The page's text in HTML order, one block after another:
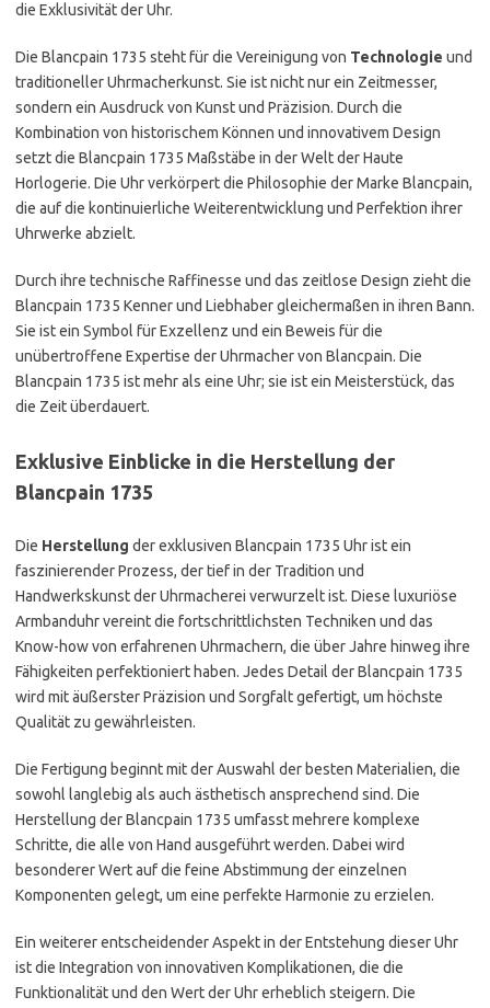
die Exklusivität der Uhr.
Die Blancpain 1735 steht für die Vereinigung von Technologie und
traditioneller Uhrmacherkunst. Sie ist nicht nur ein Zeitmesser,
sondern ein Ausdruck von Kunst und Präzision. Durch die
Kombination von historischem Können und innovativem Design
setzt die Blancpain 1735 Maßstäbe in der Welt der Haute
Horlogerie. Die Uhr verkörpert die Philosophie der Marke Blancpain,
die auf die kontinuierliche Weiterentwicklung und Perfektion ihrer
Uhrwerke abzielt.
Durch ihre technische Raffinesse und das zeitlose Design zieht die
Blancpain 1735 Kenner und Liebhaber gleichermaßen in ihren Bann.
Sie ist ein Symbol für Exzellenz und ein Beweis für die
unübertroffene Expertise der Uhrmacher von Blancpain. Die
Blancpain 1735 ist mehr als eine Uhr; sie ist ein Meisterstück, das
die Zeit überdauert.
Exklusive Einblicke in die Herstellung der
Blancpain 1735
Die Herstellung der exklusiven Blancpain 1735 Uhr ist ein
faszinierender Prozess, der tief in der Tradition und
Handwerkskunst der Uhrmacherei verwurzelt ist. Diese luxuriöse
Armbanduhr vereint die fortschrittlichsten Techniken und das
Know-how von erfahrenen Uhrmachern, die über Jahre hinweg ihre
Fähigkeiten perfektioniert haben. Jedes Detail der Blancpain 1735
wird mit äußerster Präzision und Sorgfalt gefertigt, um höchste
Qualität zu gewährleisten.
Die Fertigung beginnt mit der Auswahl der besten Materialien, die
sowohl langlebig als auch ästhetisch ansprechend sind. Die
Herstellung der Blancpain 1735 umfasst mehrere komplexe
Schritte, die alle von Hand ausgeführt werden. Dabei wird
besonderer Wert auf die feine Abstimmung der einzelnen
Komponenten gelegt, um eine perfekte Harmonie zu erzielen.
Ein weiterer entscheidender Aspekt in der Entstehung dieser Uhr
ist die Integration von innovativen Komplikationen, die die
Funktionalität und den Wert der Uhr erheblich steigern. Die